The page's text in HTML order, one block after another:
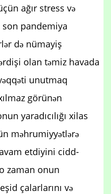
ağır stress və
pandemiya
də nümayiş
olan təmiz havada
unutmaq
görünən
yaradıcılığı xilas
məhrumiyyətlərə
etdiyini cidd-
zaman onun
çalarlarını və